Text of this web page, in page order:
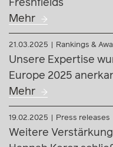
Neuzugängen
Mehr
08.09.2025 Press releases
E+H stärkt IT/IP-
Freshfields
Mehr
21.03.2025 Rankings &
Unsere Expertise